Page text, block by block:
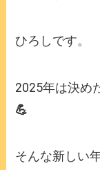
ひろしです。
2025年は決め
💪
そんな新しい